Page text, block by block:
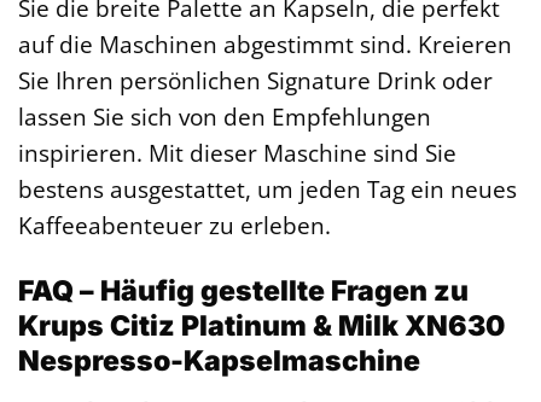
Sie die breite Palette an Kapseln, die perfekt
auf die Maschinen abgestimmt sind. Kreieren
Sie Ihren persönlichen Signature Drink oder
lassen Sie sich von den Empfehlungen
inspirieren. Mit dieser Maschine sind Sie
bestens ausgestattet, um jeden Tag ein neues
Kaffeeabenteuer zu erleben.
FAQ – Häufig gestellte Fragen zu
Krups Citiz Platinum & Milk XN630
Nespresso-Kapselmaschine